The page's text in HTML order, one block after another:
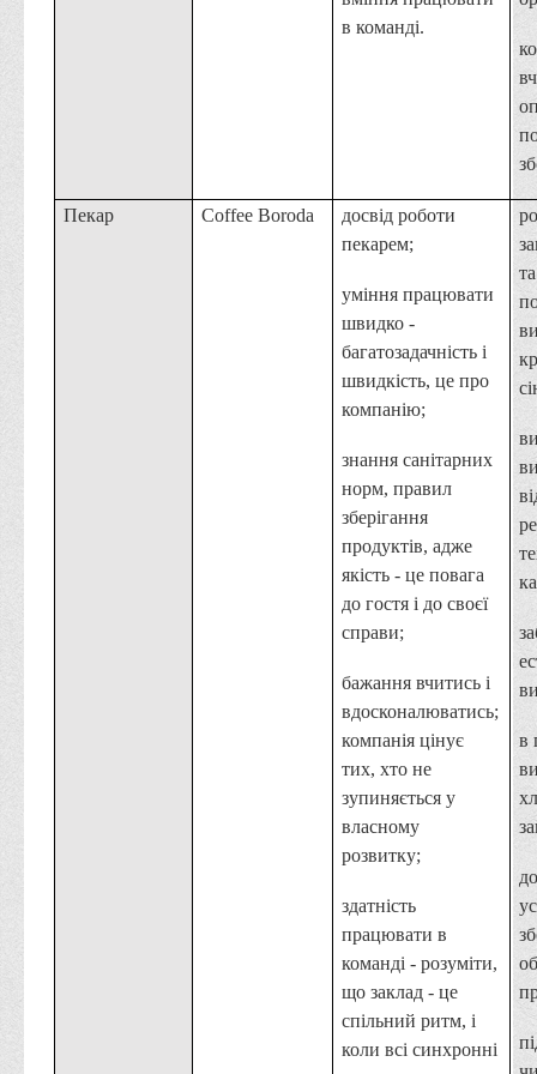
в команді.
Пекар Coffee Boroda
досвід роботи
пекарем;
уміння працювати
швидко -
багатозадачність і
швидкість, це про
компанію;
знання санітарних
норм, правил
зберігання
продуктів, адже
якість - це повага
до гостя і до своєї
справи;
бажання вчитись і
вдосконалюватись;
компанія цінує
тих, хто не
зупиняється у
власному
розвитку;
здатність
працювати в
команді - розуміти,
що заклад - це
спільний ритм, і
коли всі синхронні
в